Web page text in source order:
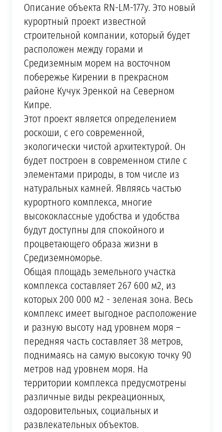
Описание объекта RN-LM-177y. Это новый
курортный проект известной
строительной компании, который будет
расположен между горами и
Средиземным морем на восточном
побережье Кирении в прекрасном
районе Кучук Эренкой на Северном
Кипре.
Этот проект является определением
роскоши, с его современной,
экологически чистой архитектурой. Он
будет построен в современном стиле с
элементами природы, в том числе из
натуральных камней. Являясь частью
курортного комплекса, многие
высококлассные удобства и удобства
будут доступны для спокойного и
процветающего образа жизни в
Средиземноморье.
Общая площадь земельного участка
комплекса составляет 267 600 м2, из
которых 200 000 м2 - зеленая зона. Весь
комплекс имеет выгодное расположение
и разную высоту над уровнем моря –
передняя часть составляет 38 метров,
поднимаясь на самую высокую точку 90
метров над уровнем моря. На
территории комплекса предусмотрены
различные виды рекреационных,
оздоровительных, социальных и
развлекательных объектов.